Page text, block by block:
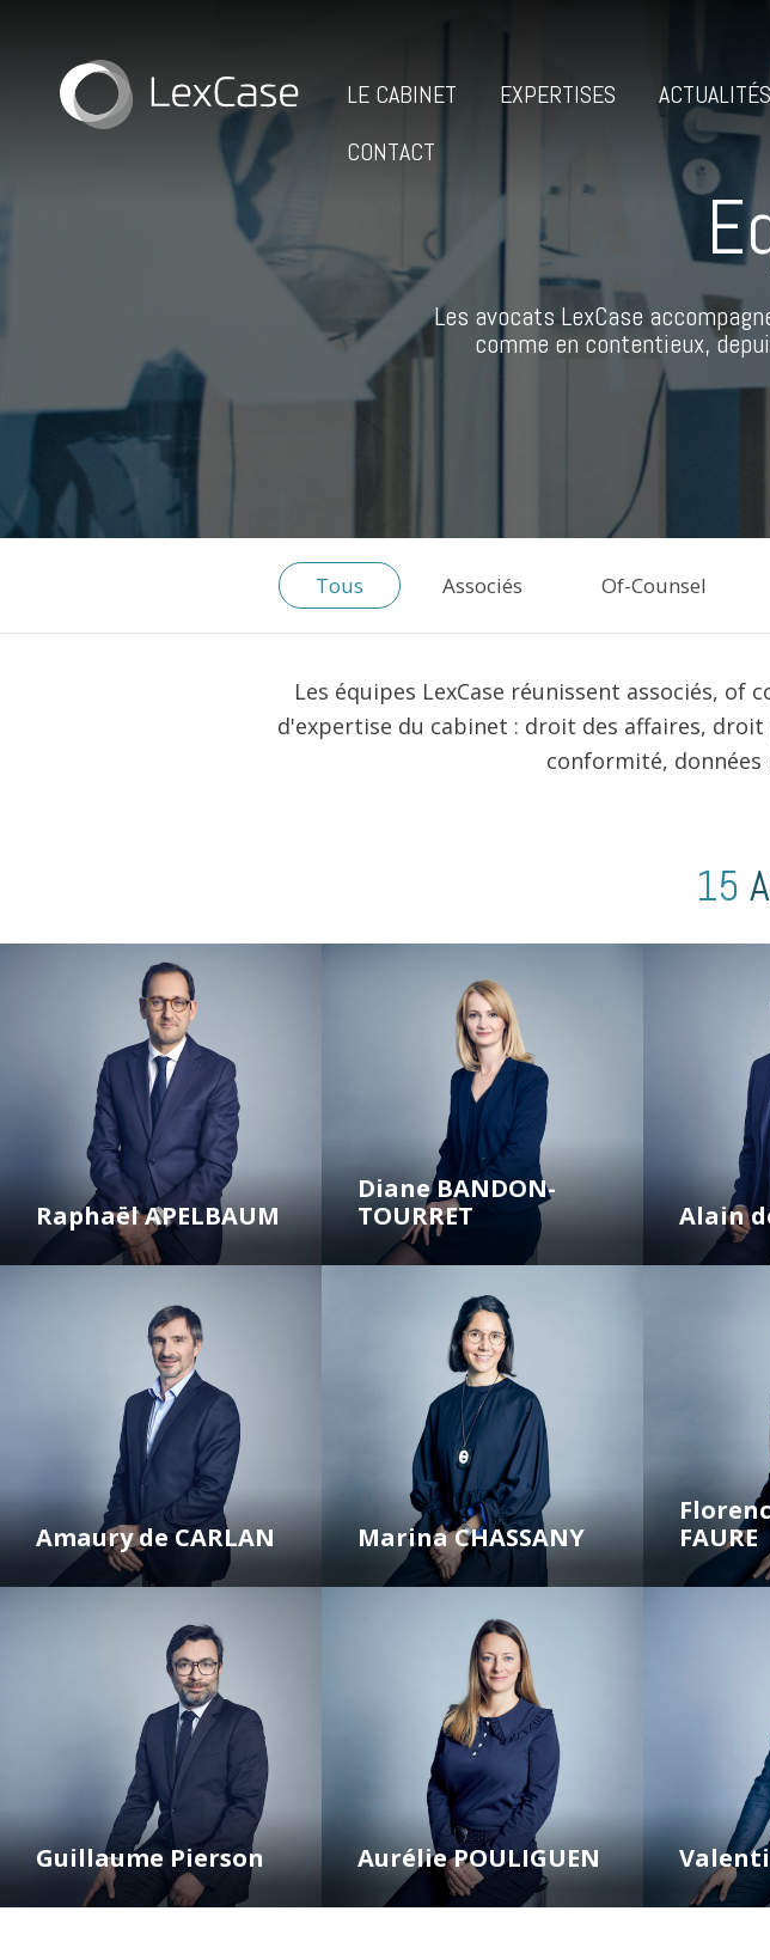
LE CABINET EXPERTISES ACTUALITÉS
CONTACT
Les avocats LexCase
comme en contentieux,
Tous Associés Of-Counsel
Les équipes LexCase réunissent associés,
d'expertise du cabinet : droit des affaires,
conformité,
15
Raphaël APELBAUM
Diane BANDON-
TOURRET
Alain
Amaury de CARLAN Marina CHASSANY
FAURE
Guillaume Pierson Aurélie POULIGUEN